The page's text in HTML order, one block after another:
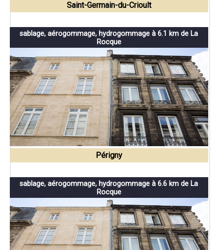
Saint-Germain-du-Crioult
sablage, aérogommage, hydrogommage à 6.1 km de La
Rocque
Périgny
sablage, aérogommage, hydrogommage à 6.6 km de La
Rocque